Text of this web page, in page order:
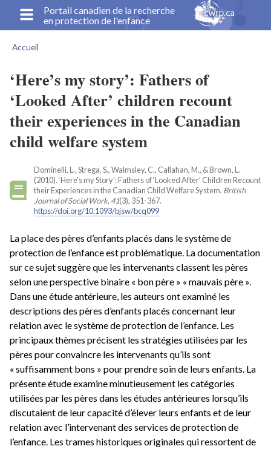
principal
Portail canadien de la recherche
en protection de l'enfance
d'Ariane
Accueil
‘Here’s my story’: Fathers of
‘Looked After’ children recount
their experiences in the Canadian
child welfare system
Dominelli, L., Strega, S., Walmsley, C., Callahan, M., & Brown, L.
(2010). ‘Here's my Story’: Fathers of ‘Looked After’ Children Recount
their Experiences in the Canadian Child Welfare System. British
Journal of Social Work, 41(3), 351-367.
https://doi.org/10.1093/bjsw/bcq099
La place des pères d’enfants placés dans le système de
protection de l’enfance est problématique. La documentation
sur ce sujet suggère que les intervenants classent les pères
selon une perspective binaire « bon père » « mauvais père ».
Dans une étude antérieure, les auteurs ont examiné les
descriptions des pères d’enfants placés concernant leur
relation avec le système de protection de l’enfance. Les
principaux thèmes précisent les stratégies utilisées par les
pères pour convaincre les intervenants qu’ils sont
« suffisamment bons » pour prendre soin de leurs enfants. La
présente étude examine minutieusement les catégories
utilisées par les pères dans les études antérieures lorsqu’ils
discutaient de leur capacité d’élever leurs enfants et de leur
relation avec l’intervenant des services de protection de
l’enfance. Les trames historiques originales qui ressortent de